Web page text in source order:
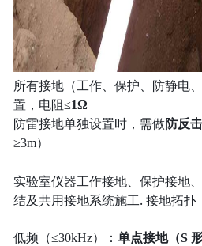
所有接地（工作、保护、防静电
置，电阻≤1Ω
防雷接地单独设置时，需做防反击
≥3m）
实验室仪器工作接地、保护接地
结及共用接地系统施工. 接地拓扑
低频（≤30kHz）： 单点接地（S 形